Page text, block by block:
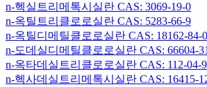
n-헥실트리메톡시실란 CAS: 3069-19-0
n-옥틸트리클로로실란 CAS: 5283-66-9
n-옥틸디메틸클로로실란 CAS: 18162-84-0
n-도데실디메틸클로로실란 CAS: 66604-
n-옥타데실트리클로로실란 CAS: 112-04-9
n-헥사데실트리메톡시실란 CAS: 16415-